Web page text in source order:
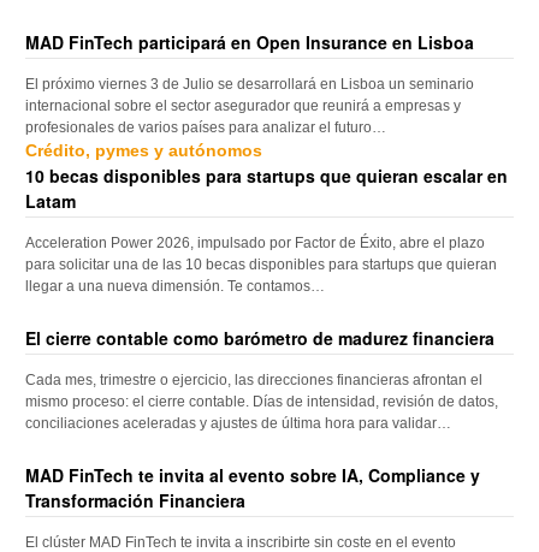
MAD FinTech participará en Open Insurance en Lisboa
El próximo viernes 3 de Julio se desarrollará en Lisboa un seminario
internacional sobre el sector asegurador que reunirá a empresas y
profesionales de varios países para analizar el futuro…
Crédito, pymes y autónomos
10 becas disponibles para startups que quieran escalar en
Latam
Acceleration Power 2026, impulsado por Factor de Éxito, abre el plazo
para solicitar una de las 10 becas disponibles para startups que quieran
llegar a una nueva dimensión. Te contamos…
El cierre contable como barómetro de madurez financiera
Cada mes, trimestre o ejercicio, las direcciones financieras afrontan el
mismo proceso: el cierre contable. Días de intensidad, revisión de datos,
conciliaciones aceleradas y ajustes de última hora para validar…
MAD FinTech te invita al evento sobre IA, Compliance y
Transformación Financiera
El clúster MAD FinTech te invita a inscribirte sin coste en el evento